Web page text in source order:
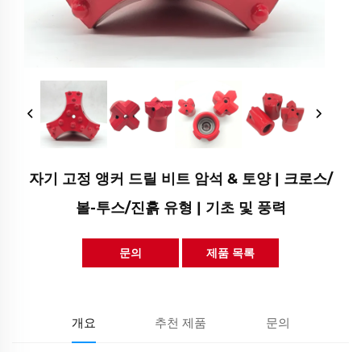
자기 고정 앵커 드릴 비트 암석 & 토양 | 크로스/
볼-투스/진흙 유형 | 기초 및 풍력
문의 제품 목록
개요 추천 제품 문의